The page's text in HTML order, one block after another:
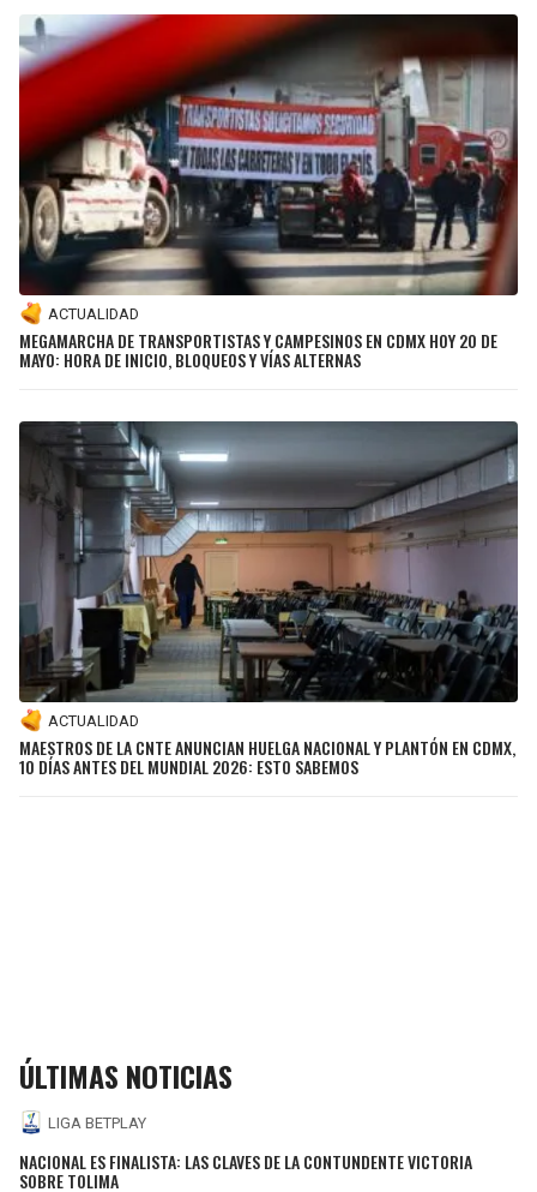
ACTUALIDAD
MEGAMARCHA DE TRANSPORTISTAS Y CAMPESINOS EN CDMX HOY 20 DE
MAYO: HORA DE INICIO, BLOQUEOS Y VÍAS ALTERNAS
ACTUALIDAD
MAESTROS DE LA CNTE ANUNCIAN HUELGA NACIONAL Y PLANTÓN EN CDMX,
10 DÍAS ANTES DEL MUNDIAL 2026: ESTO SABEMOS
ÚLTIMAS NOTICIAS
LIGA BETPLAY
NACIONAL ES FINALISTA: LAS CLAVES DE LA CONTUNDENTE VICTORIA
SOBRE TOLIMA